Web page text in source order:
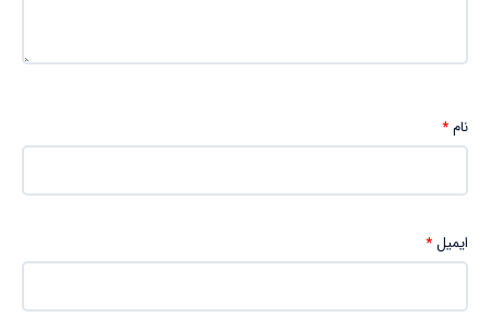
نام*
ایمیل*